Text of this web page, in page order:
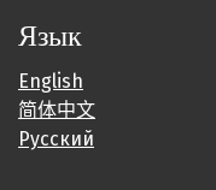
Язык
English
简体中文
Русский